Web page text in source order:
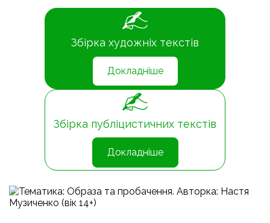
Збірка художніх текстів
Докладніше
Збірка публіцистичних текстів
Докладніше